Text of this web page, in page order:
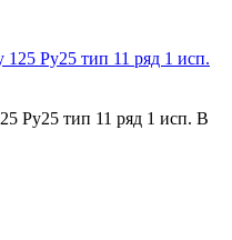
Ру25 тип 11 ряд 1 исп. B